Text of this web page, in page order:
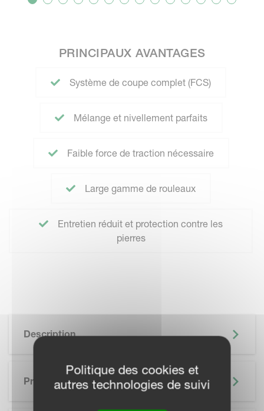
PRINCIPAUX AVANTAGES
Système de coupe complet (FCS)
Mélange et nivellement parfaits
Faible force de traction nécessaire
Large gamme de rouleaux
Entretien réduit et protection contre les
pierres
Description
Principaux Avantages
Politique des cookies et
autres technologies de suivi